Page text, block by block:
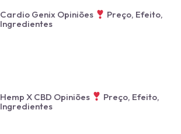
Cardio Genix Opiniões
Preço, Efeito,
Ingredientes
Hemp X CBD Opiniões
Preço, Efeito,
Ingredientes